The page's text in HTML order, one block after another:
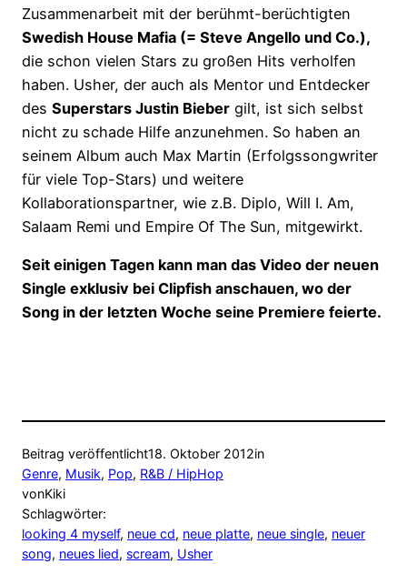
Zusammenarbeit mit der berühmt-berüchtigten
Swedish House Mafia (= Steve Angello und Co.),
die schon vielen Stars zu großen Hits verholfen
haben. Usher, der auch als Mentor und Entdecker
des Superstars Justin Bieber gilt, ist sich selbst
nicht zu schade Hilfe anzunehmen. So haben an
seinem Album auch Max Martin (Erfolgssongwriter
für viele Top-Stars) und weitere
Kollaborationspartner, wie z.B. Diplo, Will I. Am,
Salaam Remi und Empire Of The Sun, mitgewirkt.
Seit einigen Tagen kann man das Video der neuen
Single exklusiv bei Clipfish anschauen, wo der
Song in der letzten Woche seine Premiere feierte.
Beitrag veröffentlicht18. Oktober 2012in
Genre, Musik, Pop, R&B / HipHop
vonKiki
Schlagwörter:
looking 4 myself, neue cd, neue platte, neue single, neuer
song, neues lied, scream, Usher